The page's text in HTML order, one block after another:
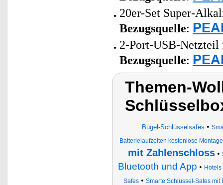
20er-Set Super-
Bezugsquelle:
2-Port-USB-Netzteil
Bezugsquelle:
Themen-
Bügel-Schlüsselsafes •
Batterielaufzeiten kostenlose
mit Zahlenschloss•
Bluetooth und App •
Safes • Smarte Schlüssel-Safes